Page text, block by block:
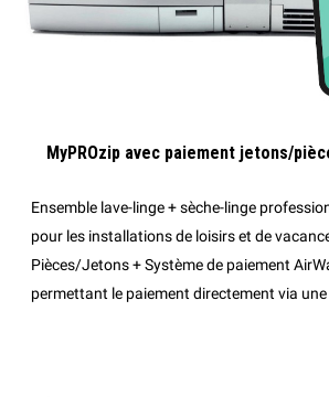
MyPROzip avec paiement jetons/
Ensemble lave-linge + sèche-linge
pour les installations de loisirs et de
Pièces/Jetons + Système de paiement
permettant le paiement directement via